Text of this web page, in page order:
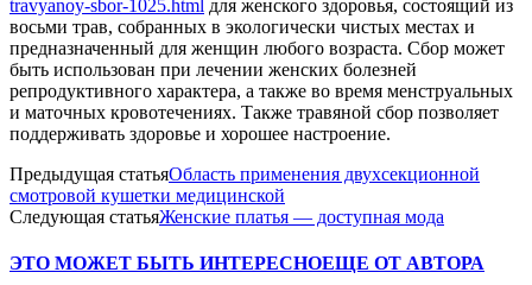
travyanoy-sbor-1025.html для женского здоровья, состоящий из
восьми трав, собранных в экологически чистых местах и
предназначенный для женщин любого возраста. Сбор может
быть использован при лечении женских болезней
репродуктивного характера, а также во время менструальных
и маточных кровотечениях. Также травяной сбор позволяет
поддерживать здоровье и хорошее настроение.
Предыдущая статьяОбласть применения двухсекционной
смотровой кушетки медицинской
Следующая статьяЖенские платья — доступная мода
ЭТО МОЖЕТ БЫТЬ ИНТЕРЕСНОЕЩЕ ОТ АВТОРА